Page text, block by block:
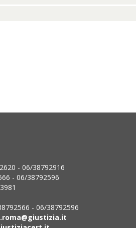
- 06/38792916
- 06/38792596
- 06/38792596